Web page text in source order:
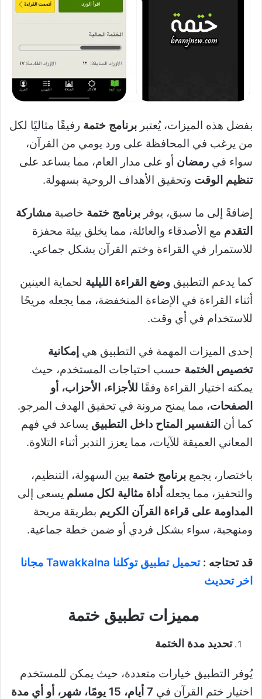
بفضل هذه الميزات، يُعتبر برنامج ختمة رفيقًا مثاليًا لكل
من يرغب في المحافظة على ورد يومي من القرآن،
سواء في رمضان أو على مدار العام، مما يساعد على
تنظيم الوقت وتحقيق الأهداف الروحية بسهولة.
إضافةً إلى ما سبق، يوفر برنامج ختمة خاصية مشاركة
التقدم مع الأصدقاء والعائلة، مما يخلق بيئة محفزة
للاستمرار في القراءة وختم القرآن بشكل جماعي.
كما يدعم التطبيق وضع القراءة الليلية لحماية العينين
أثناء القراءة في الإضاءة المنخفضة، مما يجعله مريحًا
للاستخدام في أي وقت.
إحدى الميزات المهمة في التطبيق هي إمكانية
تخصيص الختمة حسب احتياجات المستخدم، حيث
يمكنه اختيار القراءة وفقًا للأجزاء، الأحزاب، أو
الصفحات، مما يمنح مرونة في تحقيق الهدف المرجو.
كما أن التفسير المتاح داخل التطبيق يساعد في فهم
المعاني العميقة للآيات، مما يعزز التدبر أثناء التلاوة.
باختصار، يجمع برنامج ختمة بين السهولة، التنظيم،
والتحفيز، مما يجعله أداة مثالية لكل مسلم يسعى إلى
المداومة على قراءة القرآن الكريم بطريقة مريحة
ومنهجية، سواء بشكل فردي أو ضمن خطة جماعية.
قد تحتاجه :
تحميل تطبيق توكلنا Tawakkalna مجانا
اخر تحديث
مميزات تطبيق ختمة
تحديد مدة الختمة
يُوفر التطبيق خيارات متعددة، حيث يمكن للمستخدم
اختيار ختم القرآن في
7 أيام، 15 يومًا، شهر، أو أي مدة